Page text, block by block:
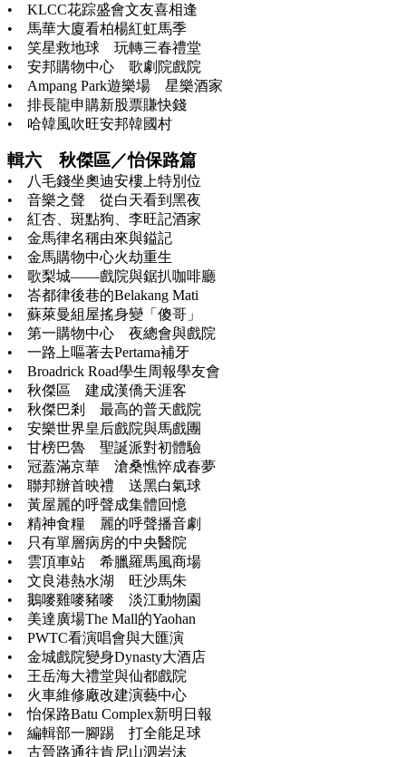
• KLCC花踪盛會文友喜相逢
• 馬華大廈看柏楊紅虹馬季
• 笑星救地球 玩轉三春禮堂
• 安邦購物中心 歌劇院戲院
• Ampang Park遊樂場 星樂酒家
• 排長龍申購新股票賺快錢
• 哈韓風吹旺安邦韓國村
輯六 秋傑區／怡保路篇
• 八毛錢坐奧迪安樓上特別位
• 音樂之聲 從白天看到黑夜
• 紅杏、斑點狗、李旺記酒家
• 金馬律名稱由來與鎰記
• 金馬購物中心火劫重生
• 歌梨城——戲院與鋸扒咖啡廳
• 峇都律後巷的Belakang Mati
• 蘇萊曼組屋搖身變「傻哥」
• 第一購物中心 夜總會與戲院
• 一路上嘔著去Pertama補牙
• Broadrick Road學生周報學友會
• 秋傑區 建成漢僑天涯客
• 秋傑巴剎 最高的普天戲院
• 安樂世界皇后戲院與馬戲團
• 甘榜巴魯 聖誕派對初體驗
• 冠蓋滿京華 滄桑憔悴成春夢
• 聯邦辦首映禮 送黑白氣球
• 黃屋麗的呼聲成集體回憶
• 精神食糧 麗的呼聲播音劇
• 只有單層病房的中央醫院
• 雲頂車站 希臘羅馬風商場
• 文良港熱水湖 旺沙馬朱
• 鵝嘜雞嘜豬嘜 淡江動物園
• 美達廣場The Mall的Yaohan
• PWTC看演唱會與大匯演
• 金城戲院變身Dynasty大酒店
• 王岳海大禮堂與仙都戲院
• 火車維修廠改建演藝中心
• 怡保路Batu Complex新明日報
• 編輯部一腳踢 打全能足球
• 古晉路通往肯尼山泗岩沫